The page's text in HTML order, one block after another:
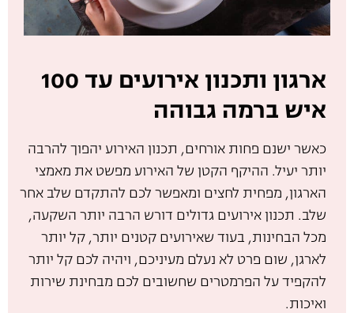
ארגון ותכנון אירועים עד 100
איש ברמה גבוהה
כאשר ישנם פחות אורחים, תכנון האירוע יהפוך להרבה
יותר יעיל. ההיקף הקטן של האירוע מפשט את מאמצי
הארגון, מפחית לחצים ומאפשר לכם להתקדם שלב אחר
שלב. תכנון אירועים גדולים דורש הרבה יותר השקעה,
מכל הבחינות, בעוד שאירועים קטנים יותר, קל יותר
לארגן, שום פרט לא נעלם מעיניכם, ויהיה לכם קל יותר
להקפיד על הפרמטרים שחשובים לכם מבחינת שירות
ואיכות.